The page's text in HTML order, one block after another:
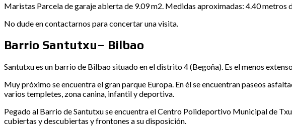
Maristas Parcela de garaje abierta de 9.09 m2. Medidas aproximadas: 4.40 metros
No dude en contactarnos para concertar una visita.
Barrio Santutxu– Bilbao
Santutxu es un barrio de Bilbao situado en el distrito 4 (Begoña). Es el menos
Muy próximo se encuentra el gran parque Europa. En él se encuentran paseos
varios templetes, zona canina, infantil y deportiva.
Pegado al Barrio de Santutxu se encuentra el Centro Polideportivo Municipal de
cubiertas y descubiertas y frontones a su disposición.